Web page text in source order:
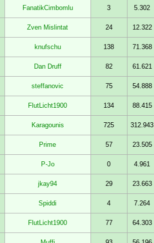
FanatikCimbomlu 3 5.302
Zven Mislintat 24 12.322
knufschu 138 71.368
Dan Druff 82 61.621
steffanovic 75 54.888
FlutLicht1900 134 88.415
Karagounis 725 312.943
Prime 57 23.505
P-Jo 0 4.961
jkay94 29 23.663
Spiddi 4 7.264
FlutLicht1900 77 64.303